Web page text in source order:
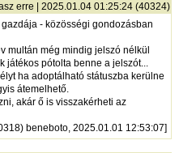
erre | 2025.01.04 01:25:24 (40324)
- közösségi gondozásban
multán még mindig jelszó nélkül
játékos pótolta benne a jelszót...
ha adoptálható státuszba kerülne
átemelhető.
akár ő is visszakérheti az
beneboto, 2025.01.01 12:53:07]